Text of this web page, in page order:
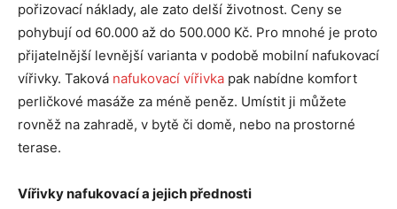
pořizovací náklady, ale zato delší životnost. Ceny se
pohybují od 60.000 až do 500.000 Kč. Pro mnohé je proto
přijatelnější levnější varianta v podobě mobilní nafukovací
vířivky. Taková nafukovací vířivka pak nabídne komfort
perličkové masáže za méně peněz. Umístit ji můžete
rovněž na zahradě, v bytě či domě, nebo na prostorné
terase.
Vířivky nafukovací a jejich přednosti